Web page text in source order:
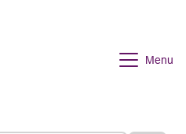
Menu